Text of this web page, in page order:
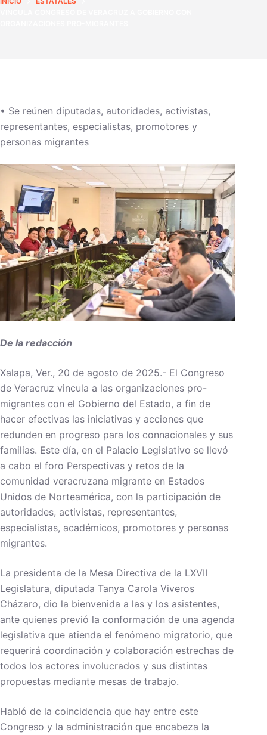
• Se reúnen diputadas, autoridades, activistas,
representantes, especialistas, promotores y
personas migrantes
De la redacción
Xalapa, Ver., 20 de agosto de 2025.- El Congreso
de Veracruz vincula a las organizaciones pro-
migrantes con el Gobierno del Estado, a fin de
hacer efectivas las iniciativas y acciones que
redunden en progreso para los connacionales y sus
familias. Este día, en el Palacio Legislativo se llevó
a cabo el foro Perspectivas y retos de la
comunidad veracruzana migrante en Estados
Unidos de Norteamérica, con la participación de
autoridades, activistas, representantes,
especialistas, académicos, promotores y personas
migrantes.
La presidenta de la Mesa Directiva de la LXVII
Legislatura, diputada Tanya Carola Viveros
Cházaro, dio la bienvenida a las y los asistentes,
ante quienes previó la conformación de una agenda
legislativa que atienda el fenómeno migratorio, que
requerirá coordinación y colaboración estrechas de
todos los actores involucrados y sus distintas
propuestas mediante mesas de trabajo.
Habló de la coincidencia que hay entre este
Congreso y la administración que encabeza la